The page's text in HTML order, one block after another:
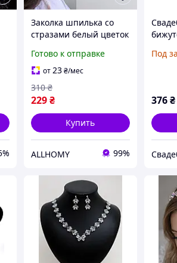
Заколка шпилька со
стразами белый цветок
Готово к отправке
от23₴/мес
229₴
310 ₴
Купить
ALLHOMY 99%
Под
376 ₴